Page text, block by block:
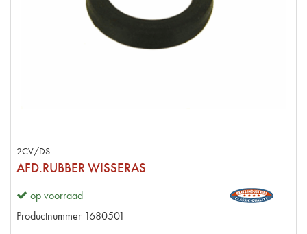
2CV/DS
AFD.RUBBER WISSERAS
op voorraad
Productnummer 1680501